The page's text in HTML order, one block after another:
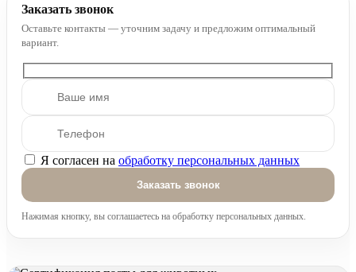
Заказать звонок
Оставьте контакты — уточним задачу и предложим оптимальный
вариант.
Оставьте это поле пустым.
Я согласен на обработку персональных данных
Нажимая кнопку, вы соглашаетесь на обработку персональных данных.